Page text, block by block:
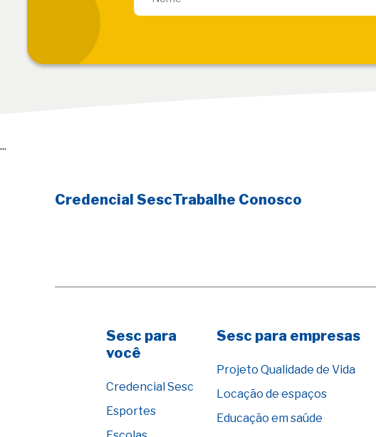
...
Credencial SescTrabalhe Conosco
Sesc para
você
Credencial Sesc
Esportes
Sesc para empresas
Projeto Qualidade de Vida
Locação de espaços
Educação em saúde